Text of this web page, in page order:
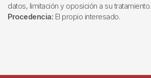
datos, limitación y oposición a su tratamiento.
Procedencia: El propio interesado.